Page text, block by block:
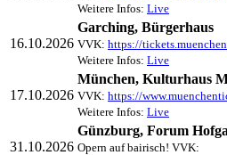
Weitere Infos: Live
16.10.2026
Garching, Bürgerhaus
VVK: https://
Weitere Infos: Live
17.10.2026
München, Kulturhaus
VVK: https://
Weitere Infos: Live
31.10.2026
Günzburg, Forum
Opern auf bairisch! VVK: